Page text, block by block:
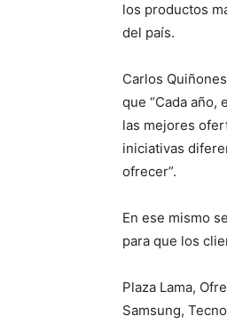
los productos
del país.
Carlos
que “Cada
las mejores
iniciativas
ofrecer”.
En ese mismo
para que los
Plaza Lama,
Samsung,